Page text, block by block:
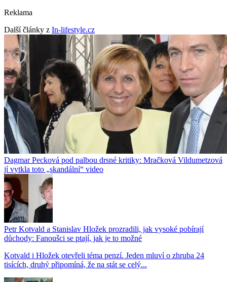
Reklama
Další články z In-lifestyle.cz
Dagmar Pecková pod palbou drsné kritiky: Mračková Vildumetzová
jí vytkla toto „skandální“ video
Petr Kotvald a Stanislav Hložek prozradili, jak vysoké pobírají
důchody: Fanoušci se ptají, jak je to možné
Kotvald i Hložek otevřeli téma penzí. Jeden mluví o zhruba 24
tisících, druhý připomíná, že na stát se celý...